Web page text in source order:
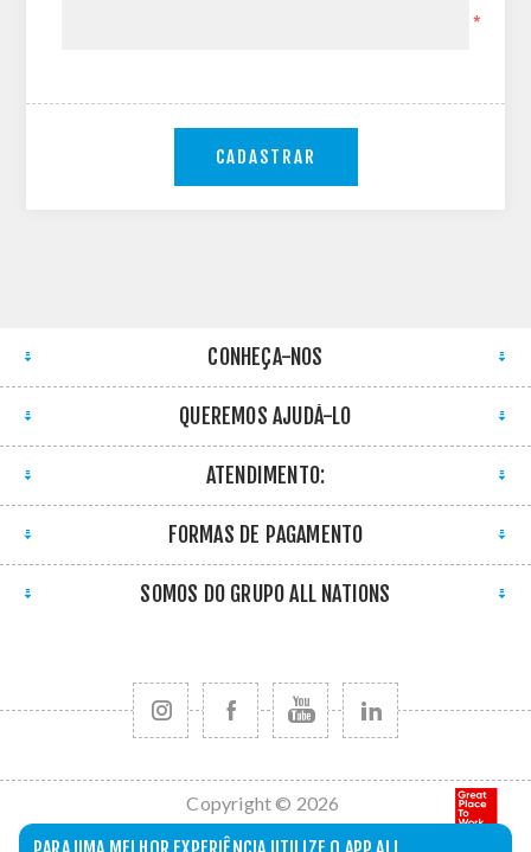
*
CADASTRAR
CONHEÇA-NOS
QUEREMOS AJUDÁ-LO
ATENDIMENTO:
FORMAS DE PAGAMENTO
SOMOS DO GRUPO ALL NATIONS
Copyright © 2026
All Nations. Todos